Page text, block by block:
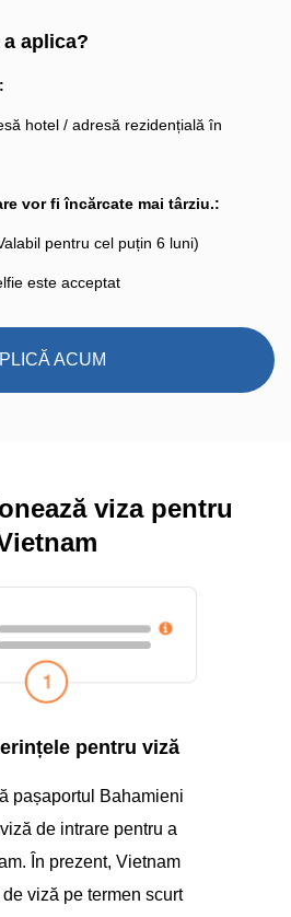
aplica?
hotel / adresă rezidențială în
vor fi încărcate mai târziu.:
pentru cel puțin 6 luni)
este acceptat
ACUM
viza pentru
pentru viză
pașaportul Bahamieni
de intrare pentru a
În prezent, Vietnam
viză pe termen scurt